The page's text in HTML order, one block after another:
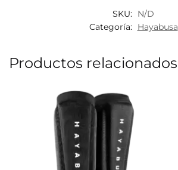
SKU: N/D
Categoría: Hayabusa
Productos relacionados